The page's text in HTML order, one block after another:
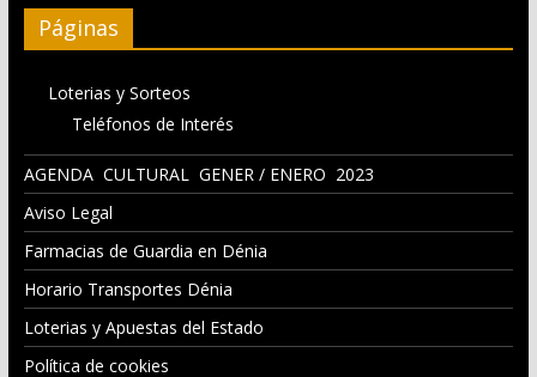
Páginas
Loterias y Sorteos
Teléfonos de Interés
AGENDA CULTURAL GENER / ENERO 2023
Aviso Legal
Farmacias de Guardia en Dénia
Horario Transportes Dénia
Loterias y Apuestas del Estado
Política de cookies